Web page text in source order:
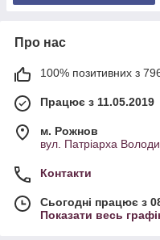
Про нас
100% позитивних з 796
Працює з 11.05.2019
м. Рожнов
вул. Патріарха
Контакти
Сьогодні працює з
Показати весь